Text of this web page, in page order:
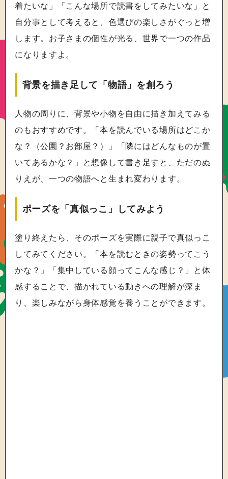
着たいな」「こんな場所で読書をしてみたいな」と
自分事として考えると、色選びの楽しさがぐっと増
します。お子さまの個性が光る、世界で一つの作品
になりますよ。
背景を描き足して「物語」を創ろう
人物の周りに、背景や小物を自由に描き加えてみる
のもおすすめです。「本を読んでいる場所はどこか
な？（公園？お部屋？）」「隣にはどんなものが置
いてあるかな？」と想像して書き足すと、ただのぬ
りえが、一つの物語へと生まれ変わります。
ポーズを「真似っこ」してみよう
塗り終えたら、そのポーズを実際に親子で真似っこ
してみてください。「本を読むときの姿勢ってこう
かな？」「集中している顔ってこんな感じ？」と体
感することで、描かれている動きへの理解が深ま
り、楽しみながら身体感覚を養うことができます。